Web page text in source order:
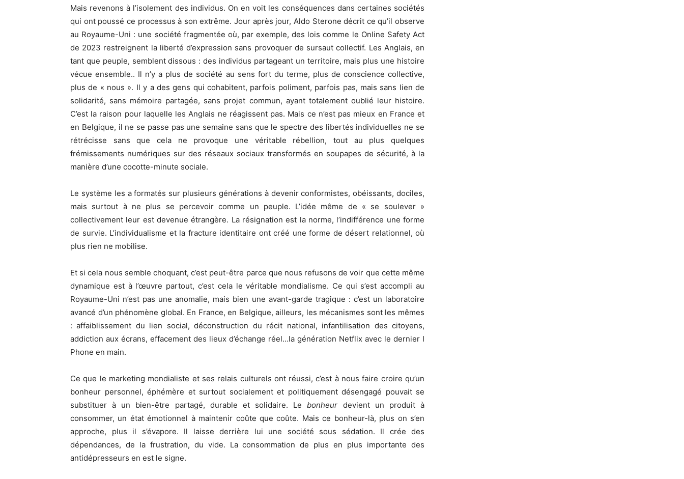
Mais revenons à l’isolement des individus. On en voit les conséquences dans certaines sociétés
qui ont poussé ce processus à son extrême. Jour après jour, Aldo Sterone décrit ce qu’il observe
au Royaume-Uni : une société fragmentée où, par exemple, des lois comme le Online Safety Act
de 2023 restreignent la liberté d’expression sans provoquer de sursaut collectif. Les Anglais, en
tant que peuple, semblent dissous : des individus partageant un territoire, mais plus une histoire
vécue ensemble.. Il n’y a plus de société au sens fort du terme, plus de conscience collective,
plus de « nous ». Il y a des gens qui cohabitent, parfois poliment, parfois pas, mais sans lien de
solidarité, sans mémoire partagée, sans projet commun, ayant totalement oublié leur histoire.
C’est la raison pour laquelle les Anglais ne réagissent pas. Mais ce n’est pas mieux en France et
en Belgique, il ne se passe pas une semaine sans que le spectre des libertés individuelles ne se
rétrécisse sans que cela ne provoque une véritable rébellion, tout au plus quelques
frémissements numériques sur des réseaux sociaux transformés en soupapes de sécurité, à la
manière d’une cocotte-minute sociale.
Le système les a formatés sur plusieurs générations à devenir conformistes, obéissants, dociles,
mais surtout à ne plus se percevoir comme un peuple. L’idée même de « se soulever »
collectivement leur est devenue étrangère. La résignation est la norme, l’indifférence une forme
de survie. L’individualisme et la fracture identitaire ont créé une forme de désert relationnel, où
plus rien ne mobilise.
Et si cela nous semble choquant, c’est peut-être parce que nous refusons de voir que cette même
dynamique est à l’œuvre partout, c’est cela le véritable mondialisme. Ce qui s’est accompli au
Royaume-Uni n’est pas une anomalie, mais bien une avant-garde tragique : c’est un laboratoire
avancé d’un phénomène global. En France, en Belgique, ailleurs, les mécanismes sont les mêmes
: affaiblissement du lien social, déconstruction du récit national, infantilisation des citoyens,
addiction aux écrans, effacement des lieux d’échange réel…la génération Netflix avec le dernier I
Phone en main.
Ce que le marketing mondialiste et ses relais culturels ont réussi, c’est à nous faire croire qu’un
bonheur personnel, éphémère et surtout socialement et politiquement désengagé pouvait se
substituer à un bien-être partagé, durable et solidaire. Lebonheur devient un produit à
consommer, un état émotionnel à maintenir coûte que coûte. Mais ce bonheur-là, plus on s’en
approche, plus il s’évapore. Il laisse derrière lui une société sous sédation. Il crée des
dépendances, de la frustration, du vide. La consommation de plus en plus importante des
antidépresseurs en est le signe.